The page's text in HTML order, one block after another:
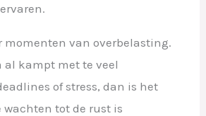
momenten van overbelasting.
al kampt met te veel
of stress, dan is het
tot de rust is